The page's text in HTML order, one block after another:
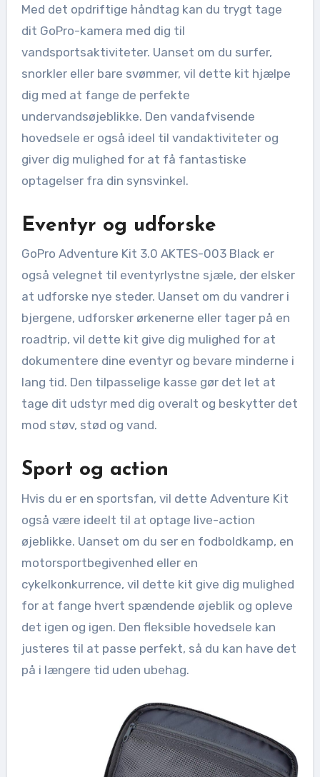
Med det opdriftige håndtag kan du trygt tage
dit GoPro-kamera med dig til
vandsportsaktiviteter. Uanset om du surfer,
snorkler eller bare svømmer, vil dette kit hjælpe
dig med at fange de perfekte
undervandsøjeblikke. Den vandafvisende
hovedsele er også ideel til vandaktiviteter og
giver dig mulighed for at få fantastiske
optagelser fra din synsvinkel.
Eventyr og udforske
GoPro Adventure Kit 3.0 AKTES-003 Black er
også velegnet til eventyrlystne sjæle, der elsker
at udforske nye steder. Uanset om du vandrer i
bjergene, udforsker ørkenerne eller tager på en
roadtrip, vil dette kit give dig mulighed for at
dokumentere dine eventyr og bevare minderne i
lang tid. Den tilpasselige kasse gør det let at
tage dit udstyr med dig overalt og beskytter det
mod støv, stød og vand.
Sport og action
Hvis du er en sportsfan, vil dette Adventure Kit
også være ideelt til at optage live-action
øjeblikke. Uanset om du ser en fodboldkamp, en
motorsportbegivenhed eller en
cykelkonkurrence, vil dette kit give dig mulighed
for at fange hvert spændende øjeblik og opleve
det igen og igen. Den fleksible hovedsele kan
justeres til at passe perfekt, så du kan have det
på i længere tid uden ubehag.